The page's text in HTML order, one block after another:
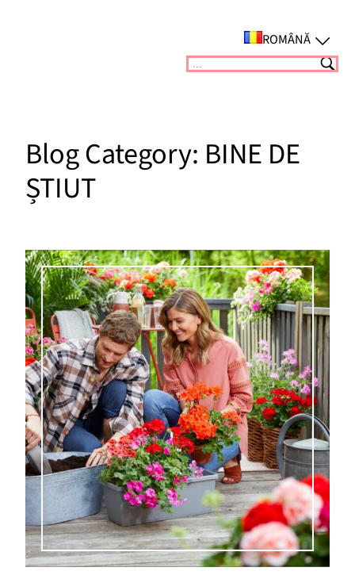
ROMÂNĂ
Suchen
Blog Category: BINE DE
ȘTIUT